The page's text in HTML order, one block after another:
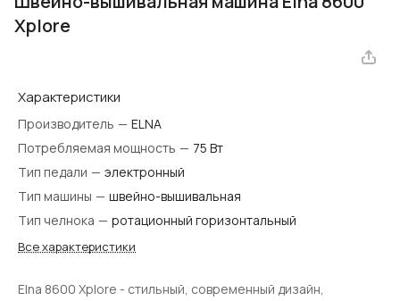
Xplore
Характеристики
Производитель — ELNA
Потребляемая мощность — 75 Вт
Тип педали — электронный
Тип машины — швейно-вышивальная
Тип челнока — ротационный горизонтальный
Все характеристики
Elna 8600 Xplore - стильный, современный дизайн,